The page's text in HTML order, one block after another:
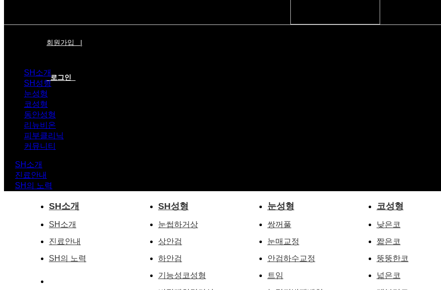
회원가입 |
로그인
SH소개
SH성형
눈성형
코성형
동안성형
리뉴비온
피부클리닉
커뮤니티
SH소개
진료안내
SH의 노력
SH소개
SH소개
진료안내
SH의 노력
SH성형
눈썹하거상
상안검
하안검
기능성코성형
눈성형
쌍꺼풀
눈매교정
안검하수교정
트임
코성형
낮은코
짧은코
뚱뚱한코
넓은코